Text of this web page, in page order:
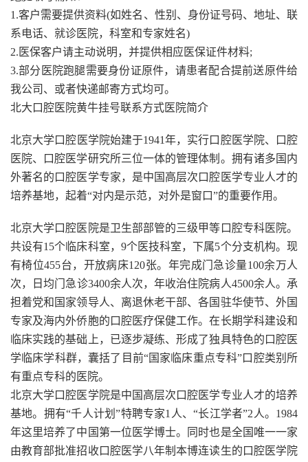
1.客户需要提供资料(如姓名、性别、身份证号码、地址、联
系电话、就诊医院，科室和专家姓名)
2.医保客户请主动说明，并提供相应医保证件材料;
3.部分医院跑腿需要身份证原件，请患者配合提前送原件给
我公司、或者快递邮寄方式均可。
北大口腔医院黄牛挂号联系方式医院简介
北京大学口腔医学院始建于1941年，实行口腔医学院、口腔
医院、口腔医学研究所三位一体的管理体制。拥有诸多国内
外著名的口腔医学专家，是中国高层次口腔医学专业人才的
培养基地，起着“对内是示范，对外是窗口”的重要作用。
北京大学口腔医院是卫生部部管的三级甲等口腔专科医院。
共设有15个临床科室，9个医技科室，下属5个分支机构。现
有椅位455台，开放病床120张。年完成门急诊量100余万人
次，日均门急诊3400余人次，年收治住院病人4500余人。承
担着党和国家领导人、离退休老干部、各国驻华使节、外国
专家及海内外侨胞的口腔医疗保健工作。在长期学科建设和
临床实践的基础上，已逐步凝练、形成了独具特色的口腔医
学临床学科群，囊括了目前“国家临床重点专科”口腔类别所
有重点专科的医院。
北京大学口腔医学院是中国高层次口腔医学专业人才的培养
基地。拥有“千人计划”特聘专家1人、“长江学者”2人。1984
年这里培养了中国第一位医学博士。同时也是全国唯一一家
由教育部批准招收口腔医学八年制本博连读生的口腔医学院